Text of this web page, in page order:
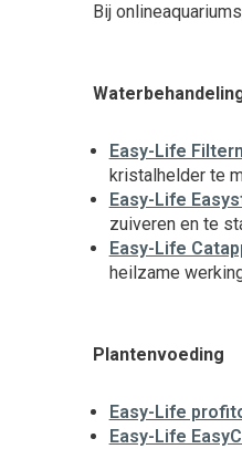
Bij
Easy-Life
kristalhelder te
Easy-Life
zuiveren en te
Easy-Life
heilzame
Plantenvoeding
Easy-Life
Easy-Life